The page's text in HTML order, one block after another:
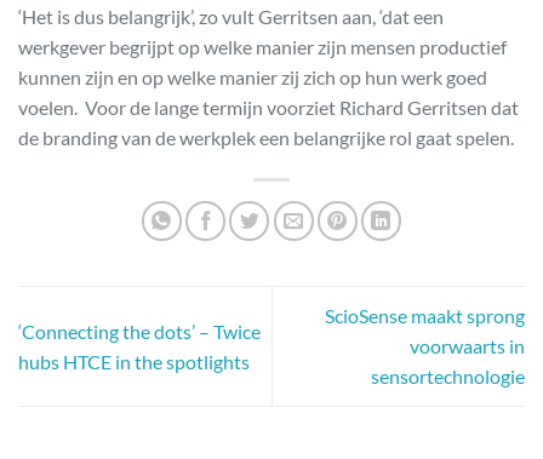
‘Het is dus belangrijk’, zo vult Gerritsen aan, ‘dat een
werkgever begrijpt op welke manier zijn mensen productief
kunnen zijn en op welke manier zij zich op hun werk goed
voelen. Voor de lange termijn voorziet Richard Gerritsen dat
de branding van de werkplek een belangrijke rol gaat spelen.
‘Connecting the dots’ – Twice
hubs HTCE in the spotlights
ScioSense maakt sprong
voorwaarts in
sensortechnologie